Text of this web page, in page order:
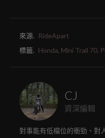
來源.
RideApart
標籤. Honda, Mini Trail 70,
CJ
資深編輯
對事能有低檔位的衝勁、對